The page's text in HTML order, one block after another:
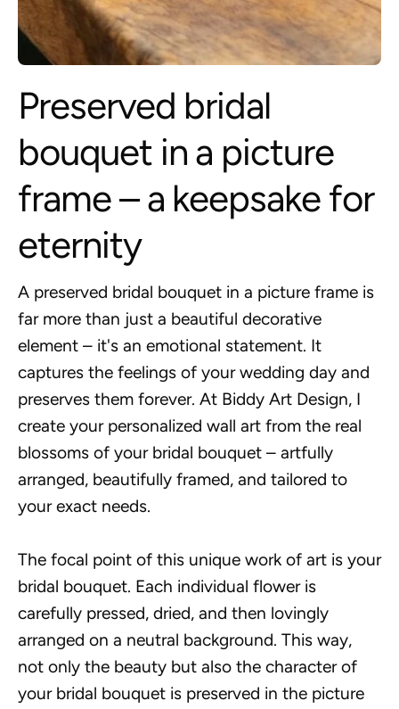
Preserved bridal
bouquet in a picture
frame – a keepsake for
eternity
A preserved bridal bouquet in a picture frame is
far more than just a beautiful decorative
element – it's an emotional statement. It
captures the feelings of your wedding day and
preserves them forever. At Biddy Art Design, I
create your personalized wall art from the real
blossoms of your bridal bouquet – artfully
arranged, beautifully framed, and tailored to
your exact needs.
The focal point of this unique work of art is your
bridal bouquet. Each individual flower is
carefully pressed, dried, and then lovingly
arranged on a neutral background. This way,
not only the beauty but also the character of
your bridal bouquet is preserved in the picture